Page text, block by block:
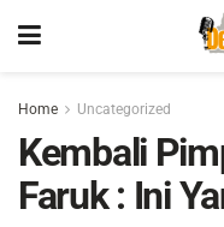
Home Uncategorized
Kembali
Faruk : Ini